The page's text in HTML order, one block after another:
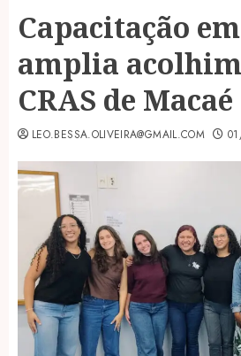
Capacitação
amplia
CRAS de Macaé
LEO.BESSA.OLIVEIRA@GMAIL.COM